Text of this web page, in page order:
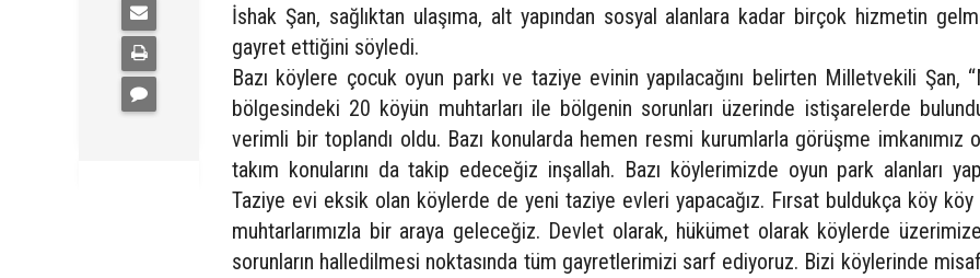
İshak Şan, sağlıktan ulaşıma, alt yapından sosyal alanlara kadar birçok hizmetin
gayret ettiğini söyledi.
Bazı köylere çocuk oyun parkı ve taziye evinin yapılacağını belirten Milletvekili Şan,
bölgesindeki 20 köyün muhtarları ile bölgenin sorunları üzerinde istişarelerde
verimli bir toplandı oldu. Bazı konularda hemen resmi kurumlarla görüşme imkanımız
takım konularını da takip edeceğiz inşallah. Bazı köylerimizde oyun park alanları
Taziye evi eksik olan köylerde de yeni taziye evleri yapacağız. Fırsat buldukça köy köy
muhtarlarımızla bir araya geleceğiz. Devlet olarak, hükümet olarak köylerde
sorunların halledilmesi noktasında tüm gayretlerimizi sarf ediyoruz. Bizi köylerinde